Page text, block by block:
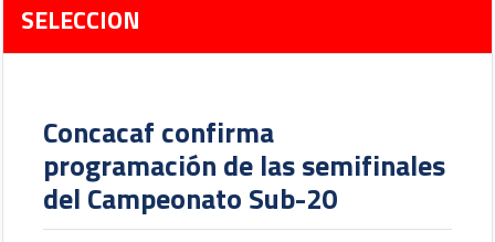
SELECCION
Concacaf confirma
programación de las semifinales
del Campeonato Sub-20